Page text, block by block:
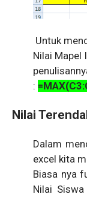
Untuk
Nilai Mapel
:
Nilai
Dalam
excel kita
Biasa nya
Nilai